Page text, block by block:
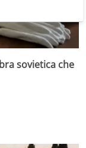
sovietica che